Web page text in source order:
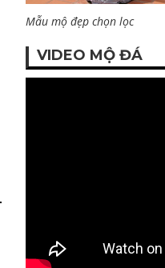
Mẫu mộ đẹp chọn lọc
VIDEO MỘ ĐÁ